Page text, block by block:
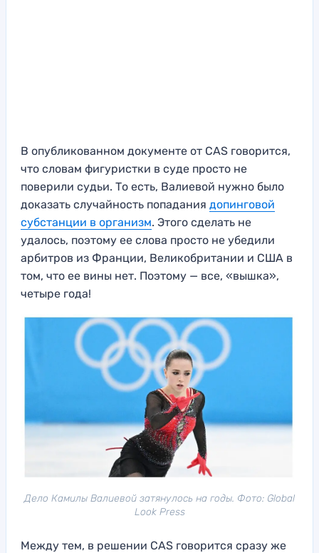
В опубликованном документе от CAS говорится,
что словам фигуристки в суде просто не
поверили судьи. То есть, Валиевой нужно было
доказать случайность попадания допинговой
субстанции в организм. Этого сделать не
удалось, поэтому ее слова просто не убедили
арбитров из Франции, Великобритании и США в
том, что ее вины нет. Поэтому — все, «вышка»,
четыре года!
Дело Камилы Валиевой затянулось на годы. Фото: Global
Look Press
Между тем, в решении CAS говорится сразу же